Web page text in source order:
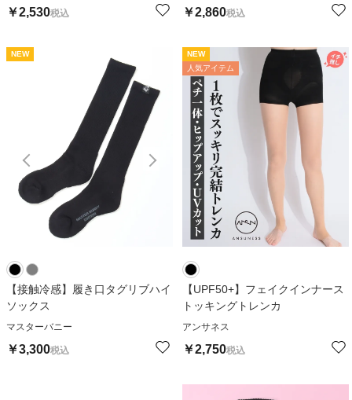
￥2,530税込 ￥2,860税込
NEW NEW
【接触冷感】履き口タグリブハイ
ソックス
マスターバニー
￥3,300税込
NEW
人気アイテム
【UPF50+】フェイクインナース
トッキングトレンカ
アンサネス
￥2,750税込